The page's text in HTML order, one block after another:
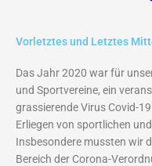
Vorletztes und Letztes
Das Jahr 2020 war für
und Sportvereine, ein
grassierende Virus Covid-
Erliegen von sportlichen
Insbesondere mussten wir
Bereich der Corona-